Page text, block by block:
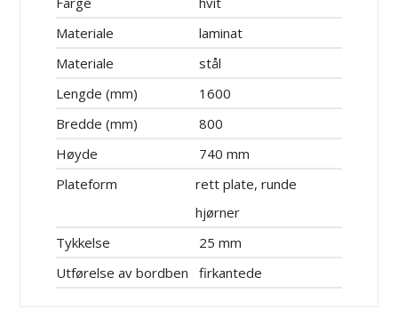
Materiale
laminat
Materiale
stål
Lengde (mm)
1600
Bredde (mm)
800
Høyde
740 mm
Plateform
rett plate, runde
hjørner
Tykkelse
25 mm
Utførelse av bordben
firkantede